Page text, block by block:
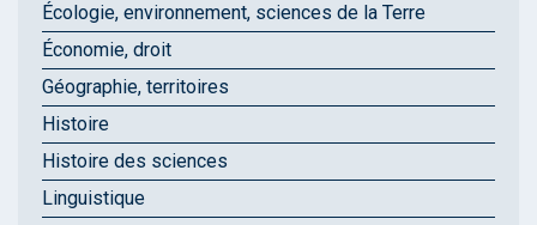
Écologie, environnement, sciences de la Terre
Économie, droit
Géographie, territoires
Histoire
Histoire des sciences
Linguistique